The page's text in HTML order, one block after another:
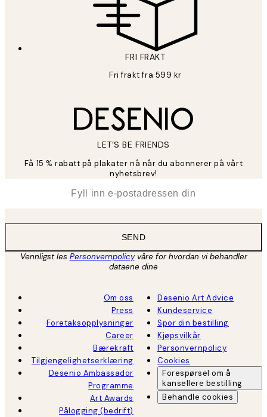
FRI FRAKT
Fri frakt fra 599 kr
LET’S BE FRIENDS
Få 15 % rabatt på plakater nå når du abonnerer på vårt
nyhetsbrev!
SEND
Vennligst les Personvernpolicyvåre for hvordan vi behandler
dataene dine
Om oss
Press
Foretaksopplysninger
Career
Bærekraft
Tilgjengelighetserklæring
Desenio Ambassador
Programme
Art Awards
Pålogging (bedrift)
Desenio Art Advice
Kundeservice
Spor din bestilling
Kjøpsvilkår
Personvernpolicy
Cookies
Forespørsel om å
kansellere bestilling
Behandle cookies